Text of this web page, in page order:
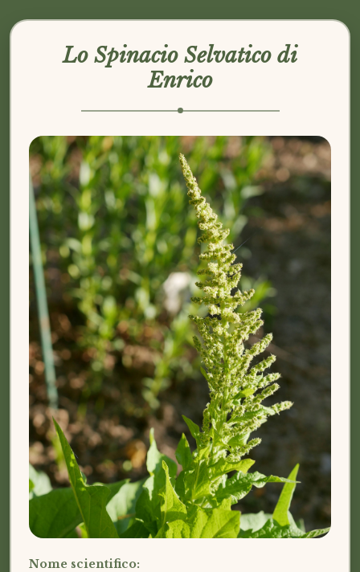
Lo Spinacio Selvatico di
Enrico
Nome scientifico: